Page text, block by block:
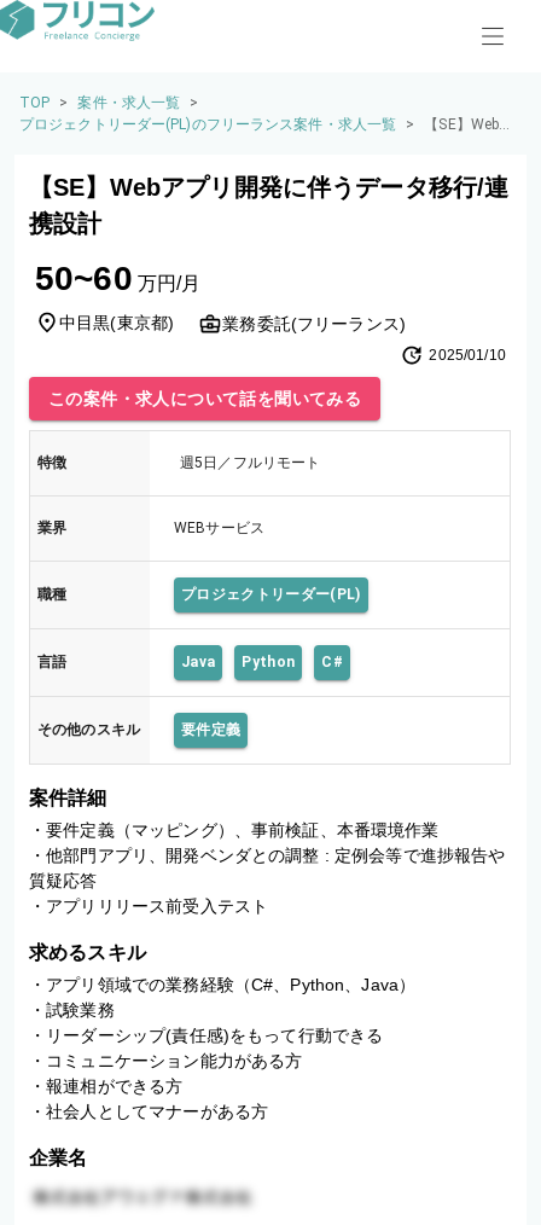
TOP > 案件・求人一覧
>
プロジェクトリーダー(PL)のフリーランス案件・求人一覧
>
【SE】Webア
行/連携設計
【SE】Webアプリ開発に伴うデータ移行/連
携設計
50~60 万円/月
中目黒(東京都) 業務委託(フリーランス)
2025/01/10
この案件・求人について話を聞いてみる
特徴 週5日／フルリモート
業界 WEBサービス
職種 プロジェクトリーダー(PL)
言語 Java Python C#
その他のスキル 要件定義
案件詳細
・要件定義（マッピング）、事前検証、本番環境作業
・他部門アプリ、開発ベンダとの調整 : 定例会等で進捗報告や
質疑応答
・アプリリリース前受入テスト
求めるスキル
・アプリ領域での業務経験（C#、Python、Java）
・試験業務
・リーダーシップ(責任感)をもって行動できる
・コミュニケーション能力がある方
・報連相ができる方
・社会人としてマナーがある方
企業名